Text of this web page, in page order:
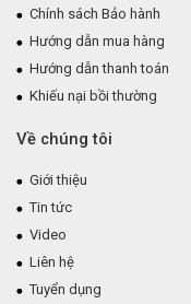
Chính sách Bảo hành
Hướng dẫn mua hàng
Hướng dẫn thanh toán
Khiếu nại bồi thường
Về chúng tôi
Giới thiệu
Tin tức
Video
Liên hệ
Tuyển dụng